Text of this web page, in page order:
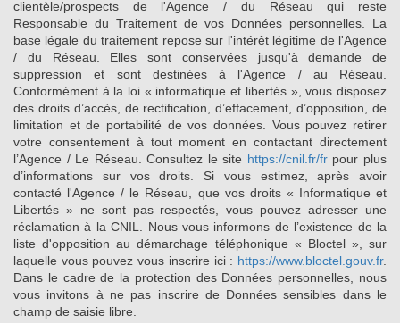
clientèle/prospects de l'Agence / du Réseau qui reste
Responsable du Traitement de vos Données personnelles. La
base légale du traitement repose sur l'intérêt légitime de l'Agence
/ du Réseau. Elles sont conservées jusqu'à demande de
suppression et sont destinées à l'Agence / au Réseau.
Conformément à la loi « informatique et libertés », vous disposez
des droits d’accès, de rectification, d’effacement, d’opposition, de
limitation et de portabilité de vos données. Vous pouvez retirer
votre consentement à tout moment en contactant directement
l’Agence / Le Réseau. Consultez le site https://cnil.fr/frpour plus
d’informations sur vos droits. Si vous estimez, après avoir
contacté l'Agence / le Réseau, que vos droits « Informatique et
Libertés » ne sont pas respectés, vous pouvez adresser une
réclamation à la CNIL. Nous vous informons de l’existence de la
liste d'opposition au démarchage téléphonique « Bloctel », sur
laquelle vous pouvez vous inscrire ici : https://www.bloctel.gouv.fr.
Dans le cadre de la protection des Données personnelles, nous
vous invitons à ne pas inscrire de Données sensibles dans le
champ de saisie libre.